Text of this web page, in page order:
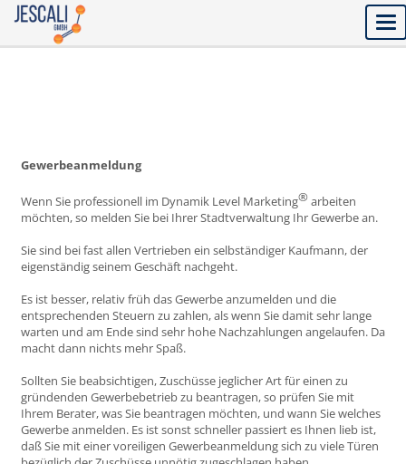
Gewerbeanmeldung
Wenn Sie professionell im Dynamik Level Marketing®arbeiten
möchten, so melden Sie bei Ihrer Stadtverwaltung Ihr Gewerbe an.
Sie sind bei fast allen Vertrieben ein selbständiger Kaufmann, der
eigenständig seinem Geschäft nachgeht.
Es ist besser, relativ früh das Gewerbe anzumelden und die
entsprechenden Steuern zu zahlen, als wenn Sie damit sehr lange
warten und am Ende sind sehr hohe Nachzahlungen angelaufen. Da
macht dann nichts mehr Spaß.
Sollten Sie beabsichtigen, Zuschüsse jeglicher Art für einen zu
gründenden Gewerbebetrieb zu beantragen, so prüfen Sie mit
Ihrem Berater, was Sie beantragen möchten, und wann Sie welches
Gewerbe anmelden. Es ist sonst schneller passiert es Ihnen lieb ist,
daß Sie mit einer voreiligen Gewerbeanmeldung sich zu viele Türen